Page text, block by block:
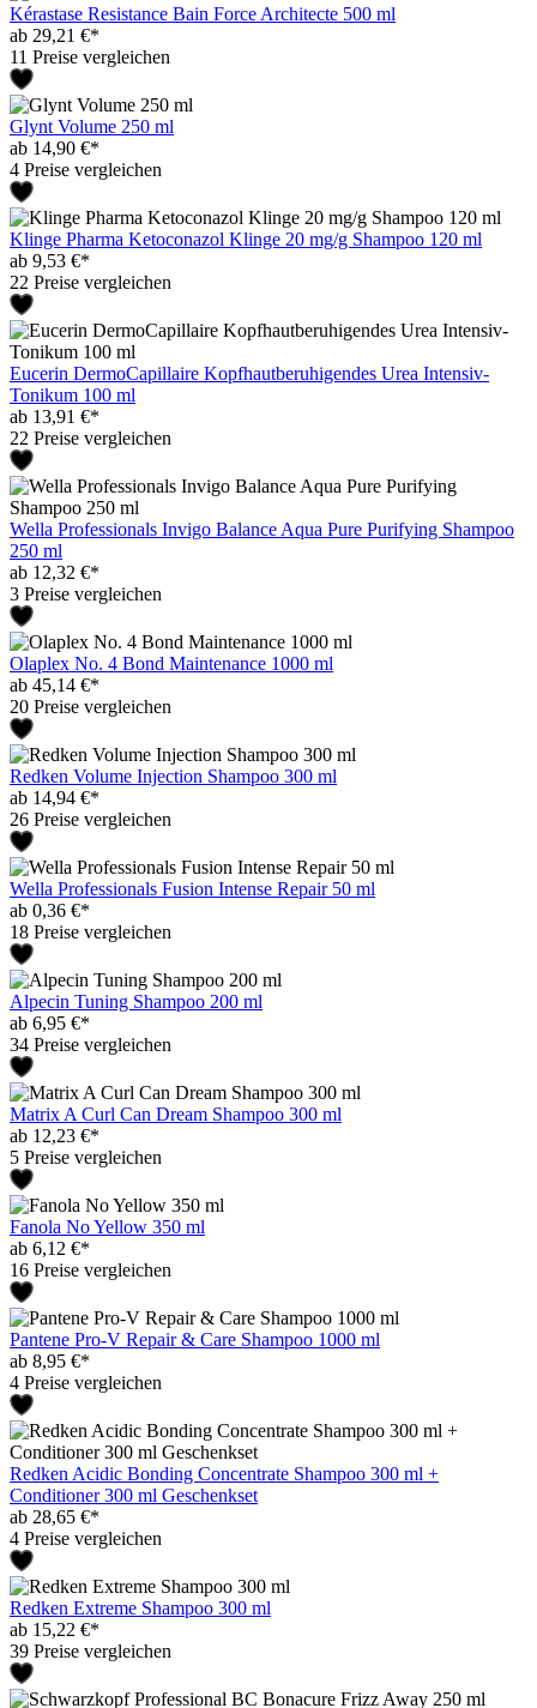
Kérastase Resistance Bain Force Architecte 500 ml
ab 29,21 €*
11 Preise vergleichen
Glynt Volume 250 ml
ab 14,90 €*
4 Preise vergleichen
Klinge Pharma Ketoconazol Klinge 20 mg/g Shampoo 120 ml
ab 9,53 €*
22 Preise vergleichen
Eucerin DermoCapillaire Kopfhautberuhigendes Urea Intensiv-
Tonikum 100 ml
ab 13,91 €*
22 Preise vergleichen
Wella Professionals Invigo Balance Aqua Pure Purifying Shampoo
250 ml
ab 12,32 €*
3 Preise vergleichen
Olaplex No. 4 Bond Maintenance 1000 ml
ab 45,14 €*
20 Preise vergleichen
Redken Volume Injection Shampoo 300 ml
ab 14,94 €*
26 Preise vergleichen
Wella Professionals Fusion Intense Repair 50 ml
ab 0,36 €*
18 Preise vergleichen
Alpecin Tuning Shampoo 200 ml
ab 6,95 €*
34 Preise vergleichen
Matrix A Curl Can Dream Shampoo 300 ml
ab 12,23 €*
5 Preise vergleichen
Fanola No Yellow 350 ml
ab 6,12 €*
16 Preise vergleichen
Pantene Pro-V Repair & Care Shampoo 1000 ml
ab 8,95 €*
4 Preise vergleichen
Redken Acidic Bonding Concentrate Shampoo 300 ml +
Conditioner 300 ml Geschenkset
ab 28,65 €*
4 Preise vergleichen
Redken Extreme Shampoo 300 ml
ab 15,22 €*
39 Preise vergleichen